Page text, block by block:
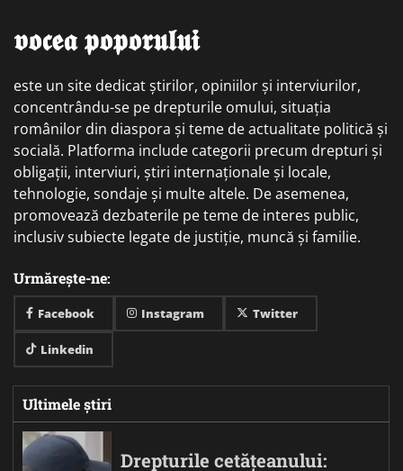
𝖛𝖔𝖈𝖊𝖆 𝖕𝖔𝖕𝖔𝖗𝖚𝖑𝖚𝖎
este un site dedicat știrilor, opiniilor și interviurilor,
concentrându-se pe drepturile omului, situația
românilor din diaspora și teme de actualitate politică și
socială. Platforma include categorii precum drepturi și
obligații, interviuri, știri internaționale și locale,
tehnologie, sondaje și multe altele. De asemenea,
promovează dezbaterile pe teme de interes public,
inclusiv subiecte legate de justiție, muncă și familie.
Urmărește-ne:
Facebook Instagram Twitter
Linkedin
Ultimele știri
Drepturile cetățeanului: